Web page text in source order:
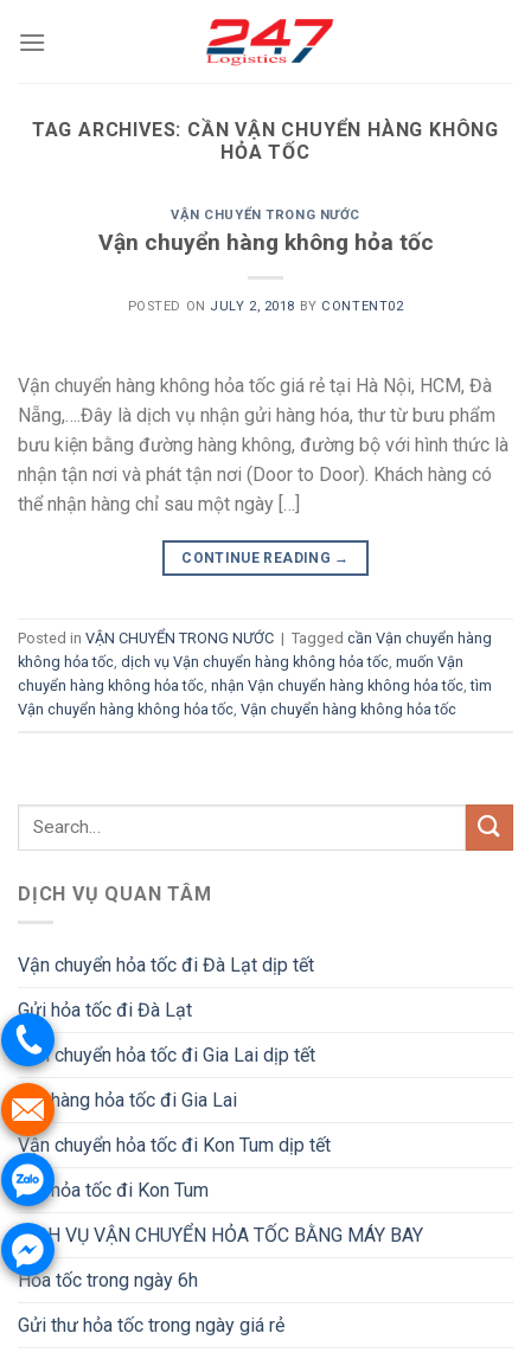
TAG ARCHIVES: CẦN VẬN CHUYỂN HÀNG KHÔNG
HỎA TỐC
VẬN CHUYỂN TRONG NƯỚC
Vận chuyển hàng không hỏa tốc
POSTED ON JULY 2, 2018 BY CONTENT02
Vận chuyển hàng không hỏa tốc giá rẻ tại Hà Nội, HCM, Đà
Nẵng,….Đây là dịch vụ nhận gửi hàng hóa, thư từ bưu phẩm
bưu kiện bằng đường hàng không, đường bộ với hình thức là
nhận tận nơi và phát tận nơi (Door to Door). Khách hàng có
thể nhận hàng chỉ sau một ngày […]
CONTINUE READING →
Posted in VẬN CHUYỂN TRONG NƯỚC | Tagged cần Vận chuyển hàng
không hỏa tốc dịch vụ Vận chuyển hàng không hỏa tốc muốn Vận
chuyển hàng không hỏa tốc nhận Vận chuyển hàng không hỏa tốc ,tìm
Vận chuyển hàng không hỏa tốc Vận chuyển hàng không hỏa tốc
DỊCH VỤ QUAN TÂM
Vận chuyển hỏa tốc đi Đà Lạt dịp tết
Gửi hỏa tốc đi Đà Lạt
Vận chuyển hỏa tốc đi Gia Lai dịp tết
Gửi hàng hỏa tốc đi Gia Lai
Vận chuyển hỏa tốc đi Kon Tum dịp tết
Gửi hỏa tốc đi Kon Tum
DỊCH VỤ VẬN CHUYỂN HỎA TỐC BẰNG MÁY BAY
Hỏa tốc trong ngày 6h
Gửi thư hỏa tốc trong ngày giá rẻ